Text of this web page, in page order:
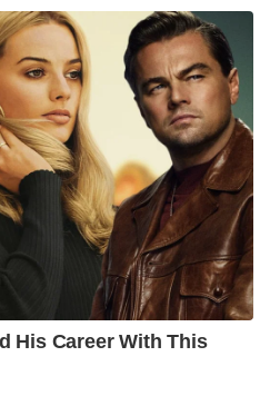
His Career With This